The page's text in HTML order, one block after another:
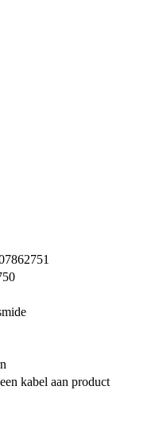
kabel aan product